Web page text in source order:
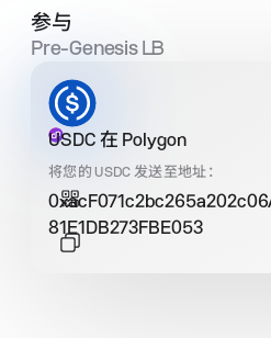
参与
Pre‑GenesisLB
USDC 在 Polygon
将您的 USDC 发送至地址：
81E1DB273FBE053